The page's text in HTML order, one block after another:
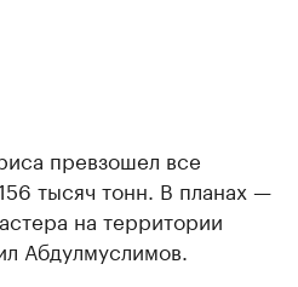
превзошел все
тысяч тонн. В планах —
на территории
Абдулмуслимов.